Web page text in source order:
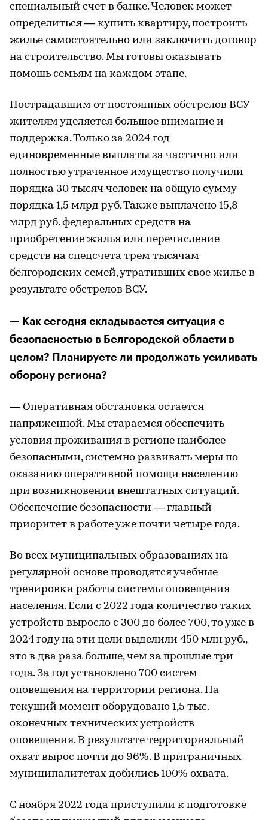
специальный счет в банке. Человек может
определиться — купить квартиру, построить
жилье самостоятельно или заключить договор
на строительство. Мы готовы оказывать
помощь семьям на каждом этапе.
Пострадавшим от постоянных обстрелов ВСУ
жителям уделяется большое внимание и
поддержка. Только за 2024 год
единовременные выплаты за частично или
полностью утраченное имущество получили
порядка 30 тысяч человек на общую сумму
порядка 1,5 млрд руб. Также выплачено 15,8
млрд руб. федеральных средств на
приобретение жилья или перечисление
средств на спецсчета трем тысячам
белгородских семей, утративших свое жилье в
результате обстрелов ВСУ.
— Как сегодня складывается ситуация с
безопасностью в Белгородской области в
целом? Планируете ли продолжать усиливать
оборону региона?
— Оперативная обстановка остается
напряженной. Мы стараемся обеспечить
условия проживания в регионе наиболее
безопасными, системно развивать меры по
оказанию оперативной помощи населению
при возникновении внештатных ситуаций.
Обеспечение безопасности — главный
приоритет в работе уже почти четыре года.
Во всех муниципальных образованиях на
регулярной основе проводятся учебные
тренировки работы системы оповещения
населения. Если с 2022 года количество таких
устройств выросло с 300 до более 700, то уже в
2024 году на эти цели выделили 450 млн руб.,
это в два раза больше, чем за прошлые три
года. За год установлено 700 систем
оповещения на территории региона. На
текущий момент оборудовано 1,5 тыс.
оконечных технических устройств
оповещения. В результате территориальный
охват вырос почти до 96%. В приграничных
муниципалитетах добились 100% охвата.
С ноября 2022 года приступили к подготовке